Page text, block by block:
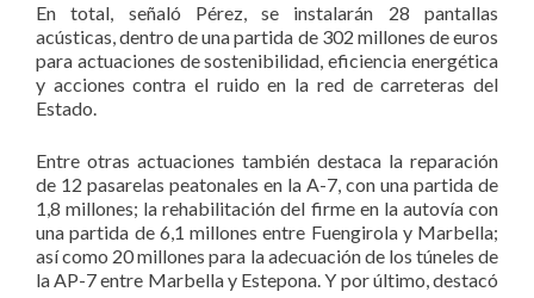
En total, señaló Pérez, se instalarán 28 pantallas
acústicas, dentro de una partida de 302 millones de euros
para actuaciones de sostenibilidad, eficiencia energética
y acciones contra el ruido en la red de carreteras del
Estado.
Entre otras actuaciones también destaca la reparación
de 12 pasarelas peatonales en la A-7, con una partida de
1,8 millones; la rehabilitación del firme en la autovía con
una partida de 6,1 millones entre Fuengirola y Marbella;
así como 20 millones para la adecuación de los túneles de
la AP-7 entre Marbella y Estepona. Y por último, destacó